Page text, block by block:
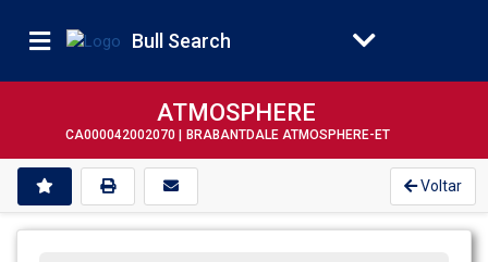
Bull Search
ATMOSPHERE
CA000042002070 | BRABANTDALE ATMOSPHERE-ET
Voltar